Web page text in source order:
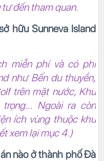
đến tham quan.
hữu Sunneva Island
miễn phí và có phí
như Bến du thuyền,
trên mặt nước, Khu
Ngoài ra còn
ích vùng thuộc khu
xem lại mục 4.)
nào ở thành phố Đà